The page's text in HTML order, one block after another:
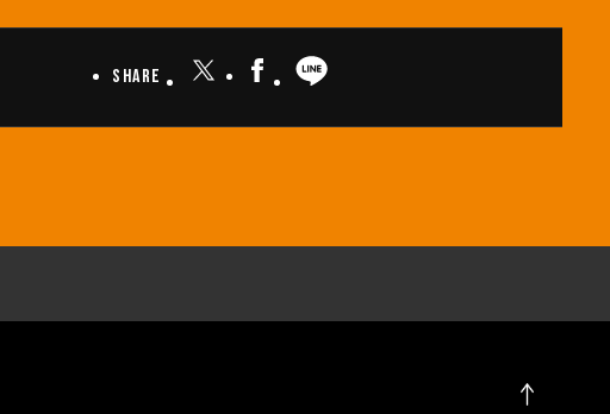
Share